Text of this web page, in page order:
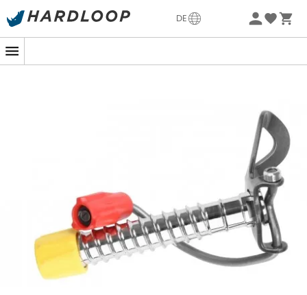
DE
Sommerangebote🔥 -5% EXTRA ab 2 Produkten* Code